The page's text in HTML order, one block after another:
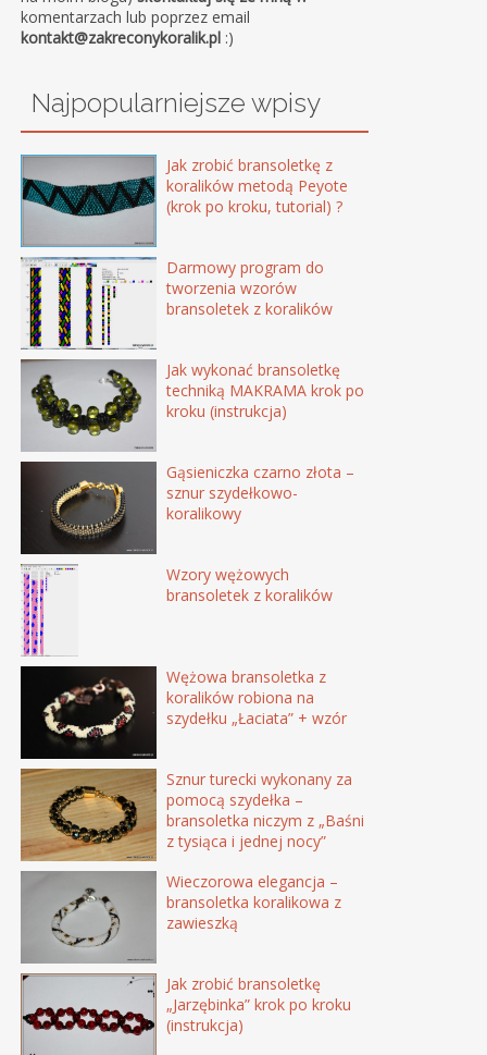
komentarzach lub poprzez email
kontakt@zakreconykoralik.pl :)
Najpopularniejsze wpisy
Jak zrobić bransoletkę z
koralików metodą Peyote
(krok po kroku, tutorial) ?
Darmowy program do
tworzenia wzorów
bransoletek z koralików
Jak wykonać bransoletkę
techniką MAKRAMA krok po
kroku (instrukcja)
Gąsieniczka czarno złota –
sznur szydełkowo-
koralikowy
Wzory wężowych
bransoletek z koralików
Wężowa bransoletka z
koralików robiona na
szydełku „Łaciata” + wzór
Sznur turecki wykonany za
pomocą szydełka –
bransoletka niczym z „Baśni
z tysiąca i jednej nocy”
Wieczorowa elegancja –
bransoletka koralikowa z
zawieszką
Jak zrobić bransoletkę
„Jarzębinka” krok po kroku
(instrukcja)